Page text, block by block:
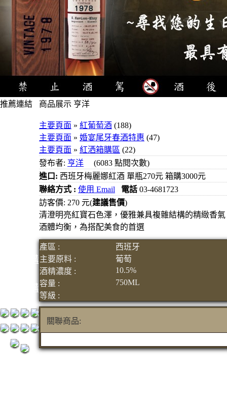
推薦連結
紅洒箱購
烈洒箱購
商品展示 亨洋
主要頁面 » 紅葡萄酒 (188)
主要頁面 » 婚宴尾牙春酒特惠 (47)
主要頁面 » 紅洒箱購區 (22)
發布者: 亨洋 (6083 點閱次數)
進口: 西班牙梅麗娜紅酒 單瓶270元 箱購3000元
聯絡方式 : 使用 Email 電話 03-4681723
訪客價: 270 元(建議售價)
清澄明亮紅寶石色澤，優雅兼具複雜結構的精緻香
酒體均衡，為搭配美食的首選
產區 :
西班牙
主要原料 :
葡萄
酒精濃度 :
10.5%
容量 :
750ML
等級 :
關聯商品: